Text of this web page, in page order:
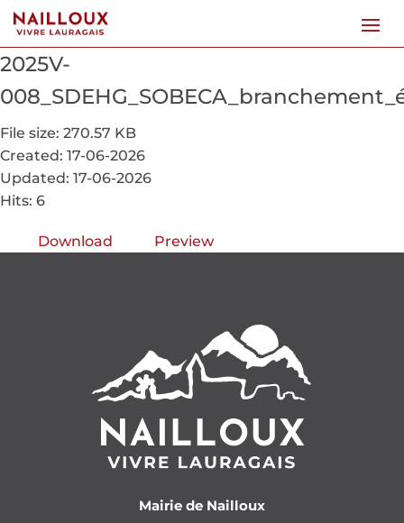
2025V-
File size: 270.57 KB
Created: 17-06-2026
Updated: 17-06-2026
Hits: 6
Download Preview
Mairie de Nailloux